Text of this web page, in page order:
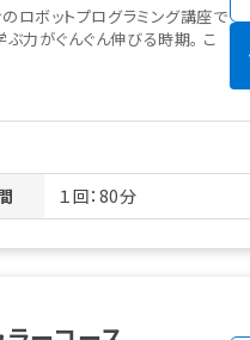
ロボットプログラミング講座で
力がぐんぐん伸びる時期。 こ
１回：80分